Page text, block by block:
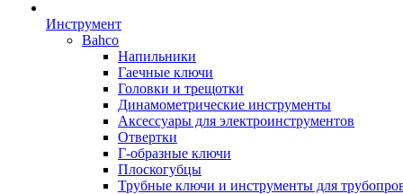
Инструмент
Bahco
Напильники
Гаечные ключи
Головки и трещотки
Динамометрические инструменты
Аксессуары для электроинструментов
Отвертки
Г-образные ключи
Плоскогубцы
Трубные ключи и инструменты для